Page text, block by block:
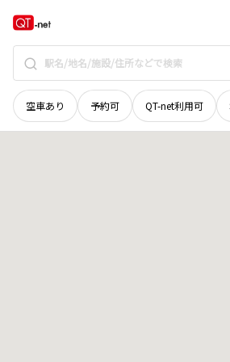
空車あり 予約可 QT-net利用可
秋田県